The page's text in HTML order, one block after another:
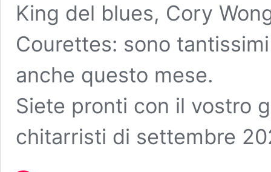
King del blues, Cory
Courettes: sono
anche questo mese.
Siete pronti con il vostro
chitarristi di settembre